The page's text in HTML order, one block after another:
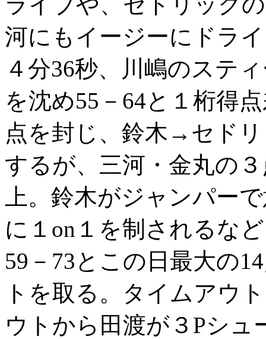
河にもイージーにドラ
４分36秒、川嶋のステ
を沈め55－64と１桁得
点を封じ、鈴木→セド
するが、三河・金丸の
上。鈴木がジャンパー
に１on１を制されるな
59－73とこの日最大の
トを取る。タイムアウ
ウトから田渡が３Pシ